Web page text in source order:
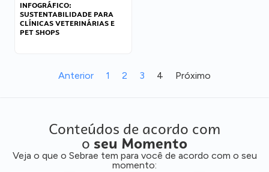
INFOGRÁFICO:
SUSTENTABILIDADE PARA
CLÍNICAS VETERINÁRIAS E
PET SHOPS
Anterior 1 2 3 4 Próximo
Conteúdos de acordo com
o seu Momento
Veja o que o Sebrae tem para você de acordo com o seu
momento: